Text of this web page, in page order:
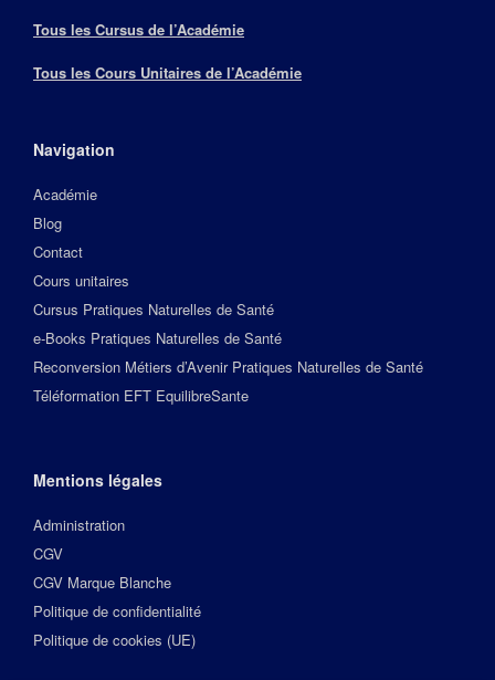
Tous les Cursus de l’Académie
Tous les Cours Unitaires de l’Académie
Navigation
Académie
Blog
Contact
Cours unitaires
Cursus Pratiques Naturelles de Santé
e-Books Pratiques Naturelles de Santé
Reconversion Métiers d’Avenir Pratiques Naturelles de Santé
Téléformation EFT EquilibreSante
Mentions légales
Administration
CGV
CGV Marque Blanche
Politique de confidentialité
Politique de cookies (UE)